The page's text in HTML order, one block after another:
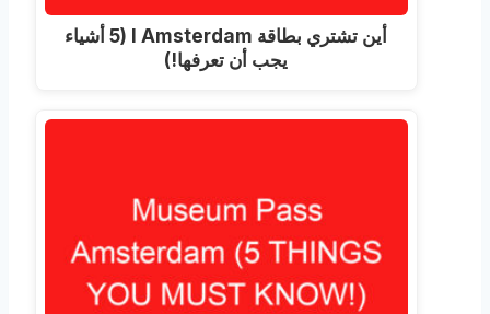
أين تشتري بطاقة I Amsterdam (5 أشياء
يجب أن تعرفها!)